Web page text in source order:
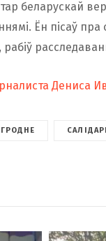
беларускай
Ён пісаў пра
рабіў
Дениса